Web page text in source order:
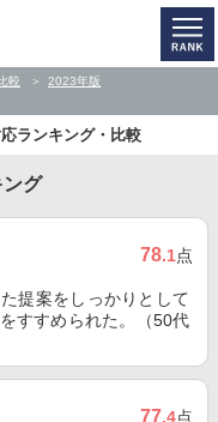
較
2023年版
ランキング・比較
グ
78.1点
提案をしっかりとして
すすめられた。（50代
77.4点